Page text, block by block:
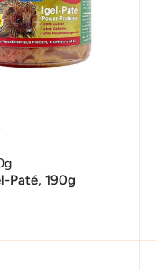
Paté, 190g